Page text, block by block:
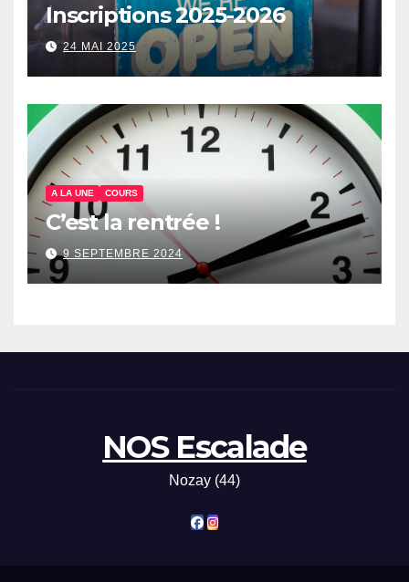
Inscriptions 2025-2026
24 MAI 2025
A LA UNE COURS
C’est la rentrée !
9 SEPTEMBRE 2024
NOS Escalade
Nozay (44)